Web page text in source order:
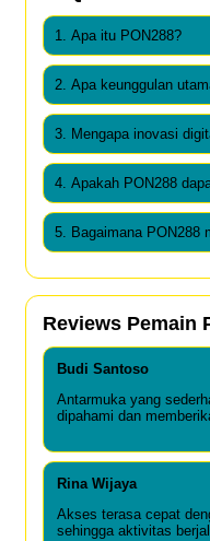
1. Apa itu PON288?
2. Apa keunggulan
3. Mengapa inovasi
4. Apakah PON288
5. Bagaimana PON288
Reviews Pemain
Budi Santoso
Antarmuka yang
dipahami dan
Rina Wijaya
Akses terasa cepat
sehingga aktivitas